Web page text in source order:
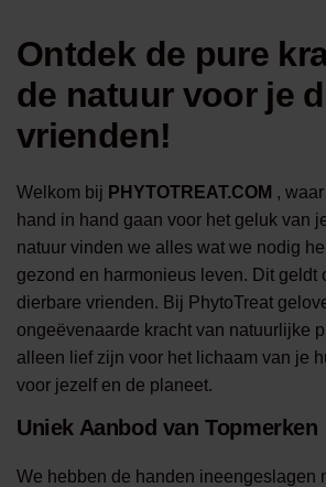
Ontdek de pure
de natuur voor je
vrienden!
Welkom bij PHYTOTREAT.COM ,
hand in hand gaan voor het geluk van
natuur vinden we alles wat we nodig
gezond en harmonieus leven. Dit geldt
dierbare vrienden. Bij PhytoTreat
ongeëvenaarde kracht van natuurlijke
alleen lief zijn voor het lichaam van je
voor jezelf en de planeet.
Uniek Aanbod van Topmerken
We hebben de handen ineengeslagen